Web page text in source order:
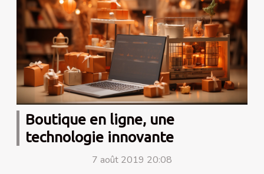
Boutique en ligne, une
technologie innovante
7 août 2019 20:08